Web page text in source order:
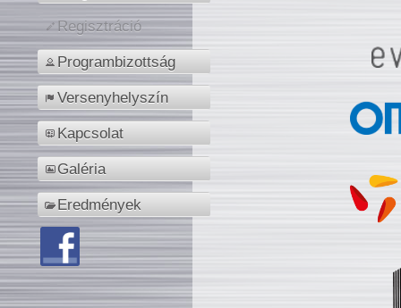
Regisztráció
Programbizottság
Versenyhelyszín
Kapcsolat
Galéria
Eredmények